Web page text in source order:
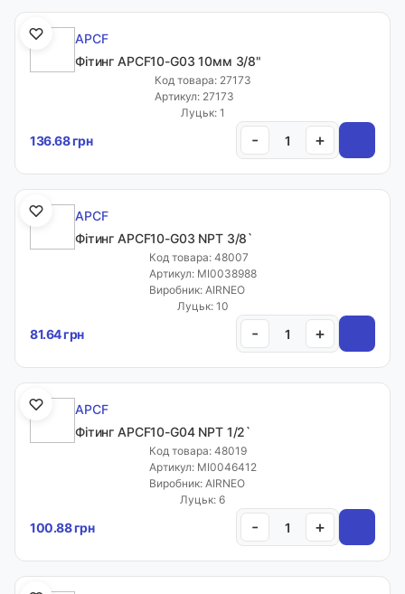
APCF
Фітинг APCF10-G03 10мм 3/8"
Код товара: 27173
Артикул: 27173
Луцьк: 1
136.68 грн - +
APCF
Фітинг APCF10-G03 NPT 3/8`
Код товара: 48007
Артикул: MI0038988
Виробник: AIRNEO
Луцьк: 10
81.64 грн - +
APCF
Фітинг APCF10-G04 NPT 1/2`
Код товара: 48019
Артикул: MI0046412
Виробник: AIRNEO
Луцьк: 6
100.88 грн - +